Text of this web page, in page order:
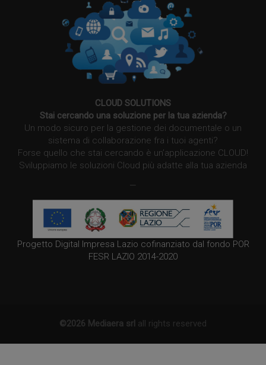
CLOUD SOLUTIONS
Stai cercando una soluzione per la tua azienda?
Un modo sicuro per la gestione dei documentale o un
sistema di collaborazione fra i tuoi agenti?
Forse quello che stai cercando è un’applicazione CLOUD!
Sviluppiamo le soluzioni Cloud più adatte alla tua azienda
—
Progetto Digital Impresa Lazio cofinanziato dal fondo POR
FESR LAZIO 2014-2020
©2026 Mediaera srl all rights reserved